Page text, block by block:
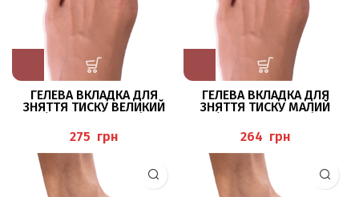
ГЕЛЕВА ВКЛАДКА ДЛЯ
ЗНЯТТЯ ТИСКУ ВЕЛИКИЙ
PEDIBAEHR
грн
ГЕЛЕВА ВКЛАДКА ДЛЯ
ЗНЯТТЯ ТИСКУ МАЛИЙ
PEDIBAEHR
грн